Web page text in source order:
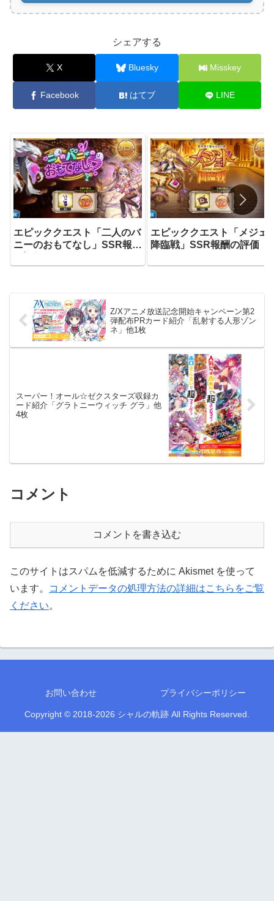
シェアする
X Bluesky Misskey
Facebook はてブ LINE
エピッククエスト「二人のバ
ニーのおもてなし」SSR報酬
エピッククエスト「メジェ
降臨戦」SSR報酬の評価
Z/Xアニメ放送記念開始キャンペーン第2
弾配布PRカード紹介「乱射する人形ゾン
ネ」他1枚
スーパー！オール☆ゼクスターズ収録カ
ード紹介「グラトニーウィッチ グラ」他
4枚
コメント
コメントを書き込む
このサイトはスパムを低減するために Akismet を使って
います。
コメントデータの処理方法の詳細はこちらをご覧
ください。
お問い合わせ プライバシーポリシー
Copyright © 2018-2026 シャルの軌跡 All Rights Reserved.